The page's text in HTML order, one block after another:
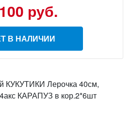
руб.
В НАЛИЧИИ
КУКУТИКИ Лерочка 40см,
4акс КАРАПУЗ в кор.2*6шт